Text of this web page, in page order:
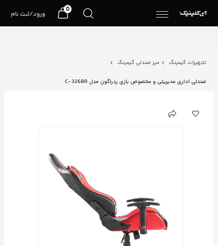
ورود/ثبت نام
0
تجهیزات گیمینگ میز صندلی گیمینگ
صندلی اداری مدیریتی و مخصوص بازی ردراگون مدل C-326BR